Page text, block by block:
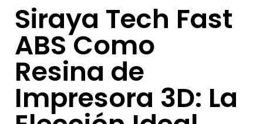
Siraya Tech Fast
ABS Como
Resina de
Impresora 3D: La